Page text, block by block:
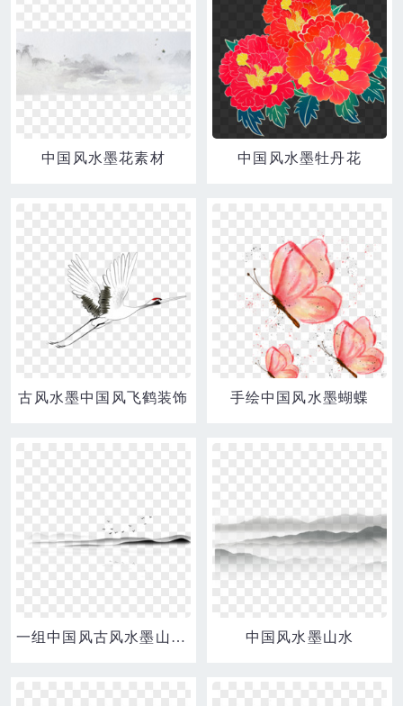
中国风水墨花素材 中国风水墨牡丹花
古风水墨中国风飞鹤装饰 手绘中国风水墨蝴蝶
一组中国风古风水墨山水合集六元素 中国风水墨山水